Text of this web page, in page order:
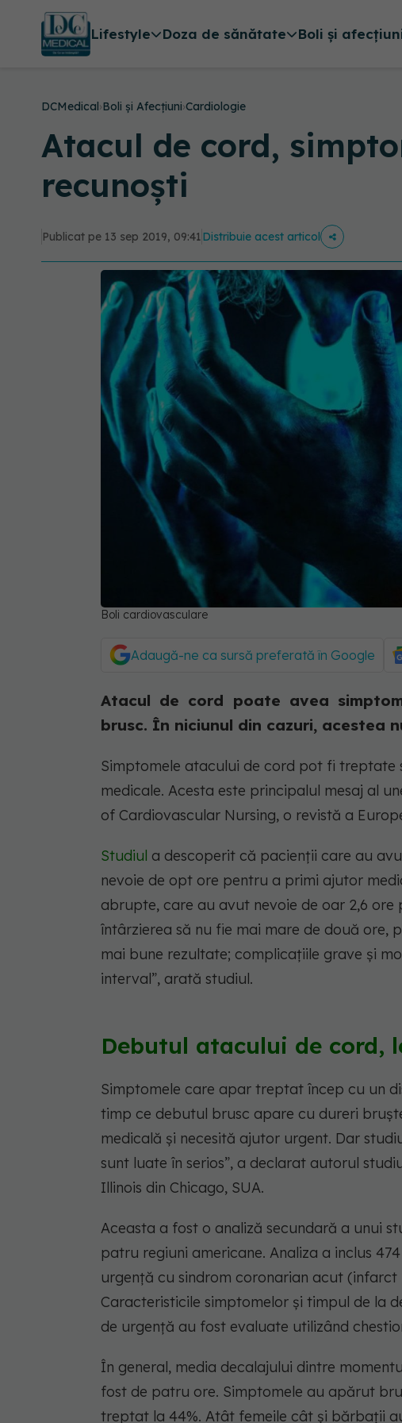
Lifestyle Doza de sănătate Boli și
DCMedical›Boli și Afecțiuni›Cardiologie
Atacul de cord,
recunoști
Publicat pe 13 sep 2019, 09:41Distribuie acest articol
Boli cardiovasculare
Adaugă-ne ca sursă preferată în Google
Atacul de cord poate avea
brusc. În niciunul din cazuri, acestea
Simptomele atacului de cord pot fi treptate
medicale. Acesta este principalul mesaj al
of Cardiovascular Nursing, o revistă a
Studiul a descoperit că pacienții care au
nevoie de opt ore pentru a primi ajutor
abrupte, care au avut nevoie de oar 2,6
întârzierea să nu fie mai mare de două
mai bune rezultate; complicațiile grave și
interval”, arată studiul.
Debutul atacului de cord,
Simptomele care apar treptat încep cu un
timp ce debutul brusc apare cu dureri
medicală și necesită ajutor urgent. Dar
sunt luate în serios”, a declarat autorul
Illinois din Chicago, SUA.
Aceasta a fost o analiză secundară a unui
patru regiuni americane. Analiza a inclus
urgență cu sindrom coronarian acut
Caracteristicile simptomelor și timpul de la
de urgență au fost evaluate utilizând
În general, media decalajului dintre
fost de patru ore. Simptomele au apărut
treptat la 44%. Atât femeile cât și bărbații